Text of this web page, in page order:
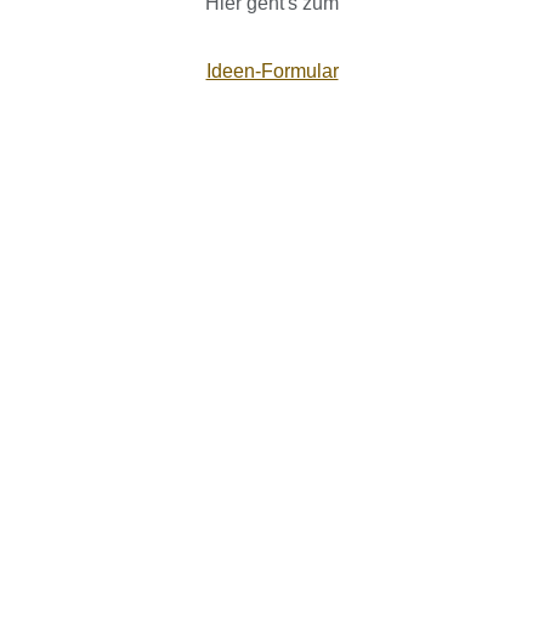
Ideen-Formular